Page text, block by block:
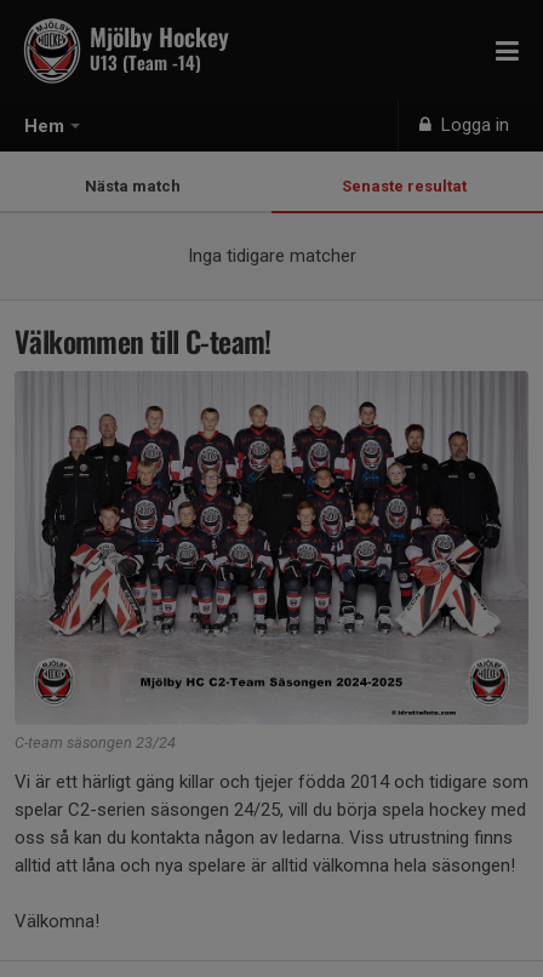
Hem Logga in
Mjölby Hockey
U13 (Team -14)
Nästa match Senaste resultat
Inga tidigare matcher
Välkommen till C-team!
C-team säsongen 23/24
Vi är ett härligt gäng killar och tjejer födda 2014 och tidigare som
spelar C2-serien säsongen 24/25, vill du börja spela hockey med
oss så kan du kontakta någon av ledarna. Viss utrustning finns
alltid att låna och nya spelare är alltid välkomna hela säsongen!
Välkomna!